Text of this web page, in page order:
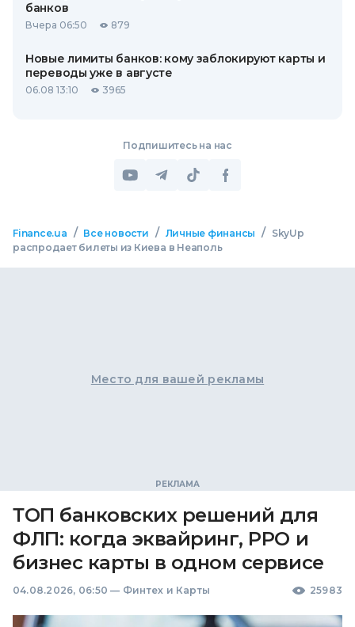
банков
Вчера 06:50 879
Новые лимиты банков: кому заблокируют карты и
переводы уже в августе
06.08 13:10 3965
Подпишитесь на нас
Finance.ua / Все новости / Личные финансы /
SkyUp
распродает билеты из Киева в Неаполь
Место для вашей рекламы
ТОП банковских решений для
ФЛП: когда эквайринг, РРО и
бизнес карты в одном сервисе
04.08.2026, 06:50 — Финтех и Карты 25983